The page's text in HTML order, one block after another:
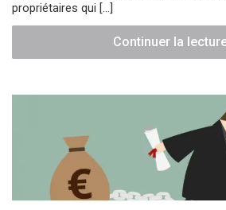
propriétaires qui […]
Continuer la